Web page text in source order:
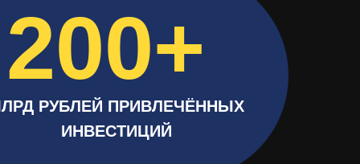
РУБЛЕЙ ПРИВЛЕЧЁННЫХ
ИНВЕСТИЦИЙ
200+